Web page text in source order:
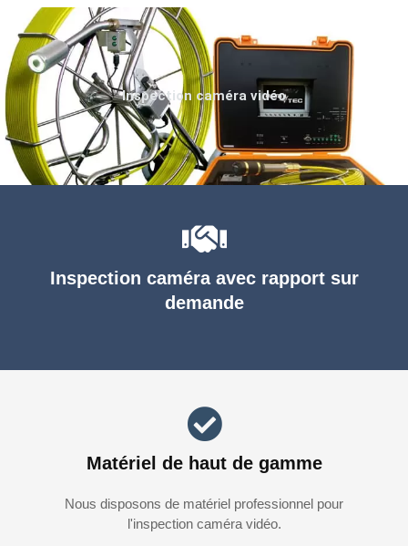
Inspection caméra avec rapport sur
demande
Matériel de haut de gamme
Nous disposons de matériel professionnel pour
l'inspection caméra vidéo.
Inspection caméra vidéo